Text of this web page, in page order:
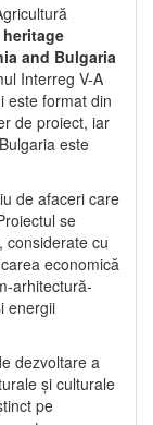
heritage
and Bulgaria
Interreg V-A
este format din
de proiect, iar
este
de afaceri care
se
considerate cu
economică
arhitectură-
energii
dezvoltare a
și culturale
pe